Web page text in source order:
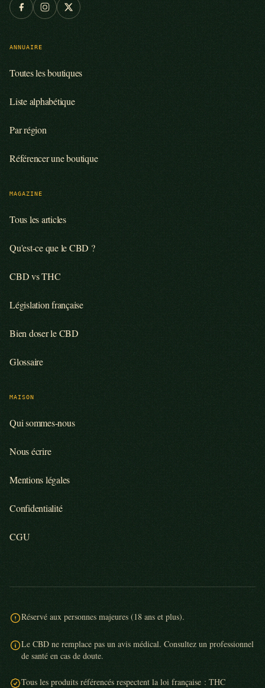
ANNUAIRE
Toutes les boutiques
Liste alphabétique
Par région
Référencer une boutique
MAGAZINE
Tous les articles
Qu'est-ce que le CBD ?
CBD vs THC
Législation française
Bien doser le CBD
Glossaire
MAISON
Qui sommes-nous
Nous écrire
Mentions légales
Confidentialité
CGU
Réservé aux personnes majeures (18 ans et plus).
Le CBD ne remplace pas un avis médical. Consultez un professionnel
de santé en cas de doute.
Tous les produits référencés respectent la loi française : THC